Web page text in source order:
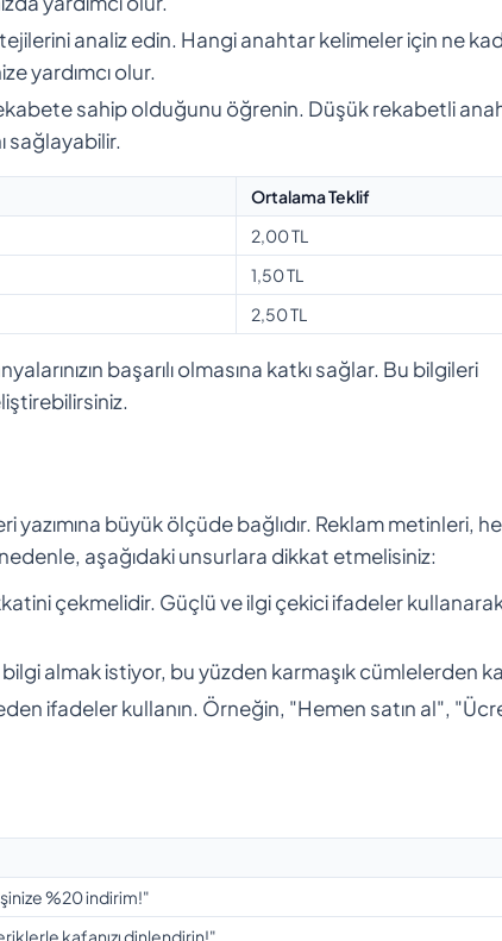
analiz edin. Hangi anahtar kelimeler için ne
yardımcı olur.
sahip olduğunu öğrenin. Düşük rekabetli
sağlayabilir.
Ortalama Teklif
2,00 TL
1,50 TL
2,50 TL
başarılı olmasına katkı sağlar. Bu bilgileri
büyük ölçüde bağlıdır. Reklam metinleri,
aşağıdaki unsurlara dikkat etmelisiniz:
çekmelidir. Güçlü ve ilgi çekici ifadeler
bilgi almak istiyor, bu yüzden karmaşık cümlelerden
ifadeler kullanın. Örneğin, "Hemen satın al",
%20 indirim!"
kafanızı dinlendirin!"